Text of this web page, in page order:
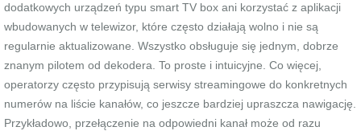
dodatkowych urządzeń typu smart TV box ani korzystać z aplikacji
wbudowanych w telewizor, które często działają wolno i nie są
regularnie aktualizowane. Wszystko obsługuje się jednym, dobrze
znanym pilotem od dekodera. To proste i intuicyjne. Co więcej,
operatorzy często przypisują serwisy streamingowe do konkretnych
numerów na liście kanałów, co jeszcze bardziej upraszcza nawigację.
Przykładowo, przełączenie na odpowiedni kanał może od razu